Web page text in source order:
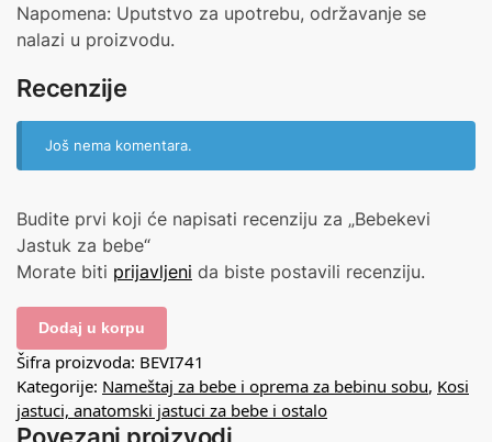
Napomena: Uputstvo za upotrebu, održavanje se
nalazi u proizvodu.
Recenzije
Još nema komentara.
Budite prvi koji će napisati recenziju za „Bebekevi
Jastuk za bebe“
Morate biti prijavljeni da biste postavili recenziju.
Dodaj u korpu
Šifra proizvoda: BEVI741
Kategorije: Nameštaj za bebe i oprema za bebinu sobu, Kosi
jastuci, anatomski jastuci za bebe i ostalo
Povezani proizvodi